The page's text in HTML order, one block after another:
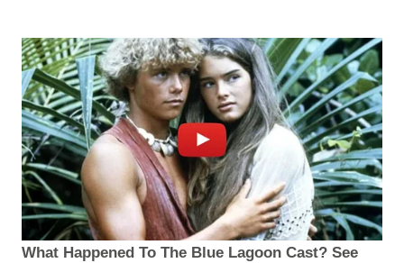
What Happened To The Blue Lagoon Cast? See